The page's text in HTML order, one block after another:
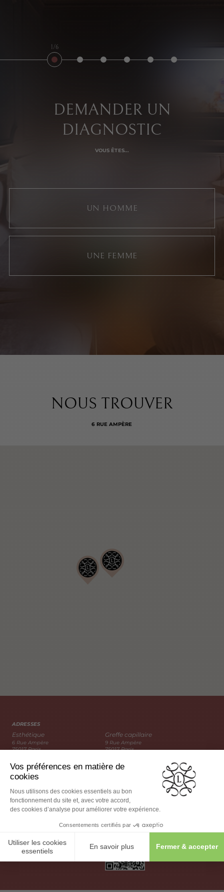
DEMANDER UN
DIAGNOSTIC
VOUS ÊTES...
UN HOMME
UNE FEMME
1/6
NOUS TROUVER
6 RUE AMPÈRE
ADRESSES
Esthétique
6 Rue Ampère
75017 Paris
Greffe capillaire
9 Rue Ampère
75017 Paris
A PROXIMITÉ
Hôtel Pavillon Monceau
75017 Paris
Parking Jouffroy
75017 Paris
3 Wagram 2 Monceau
163 20
WeChat